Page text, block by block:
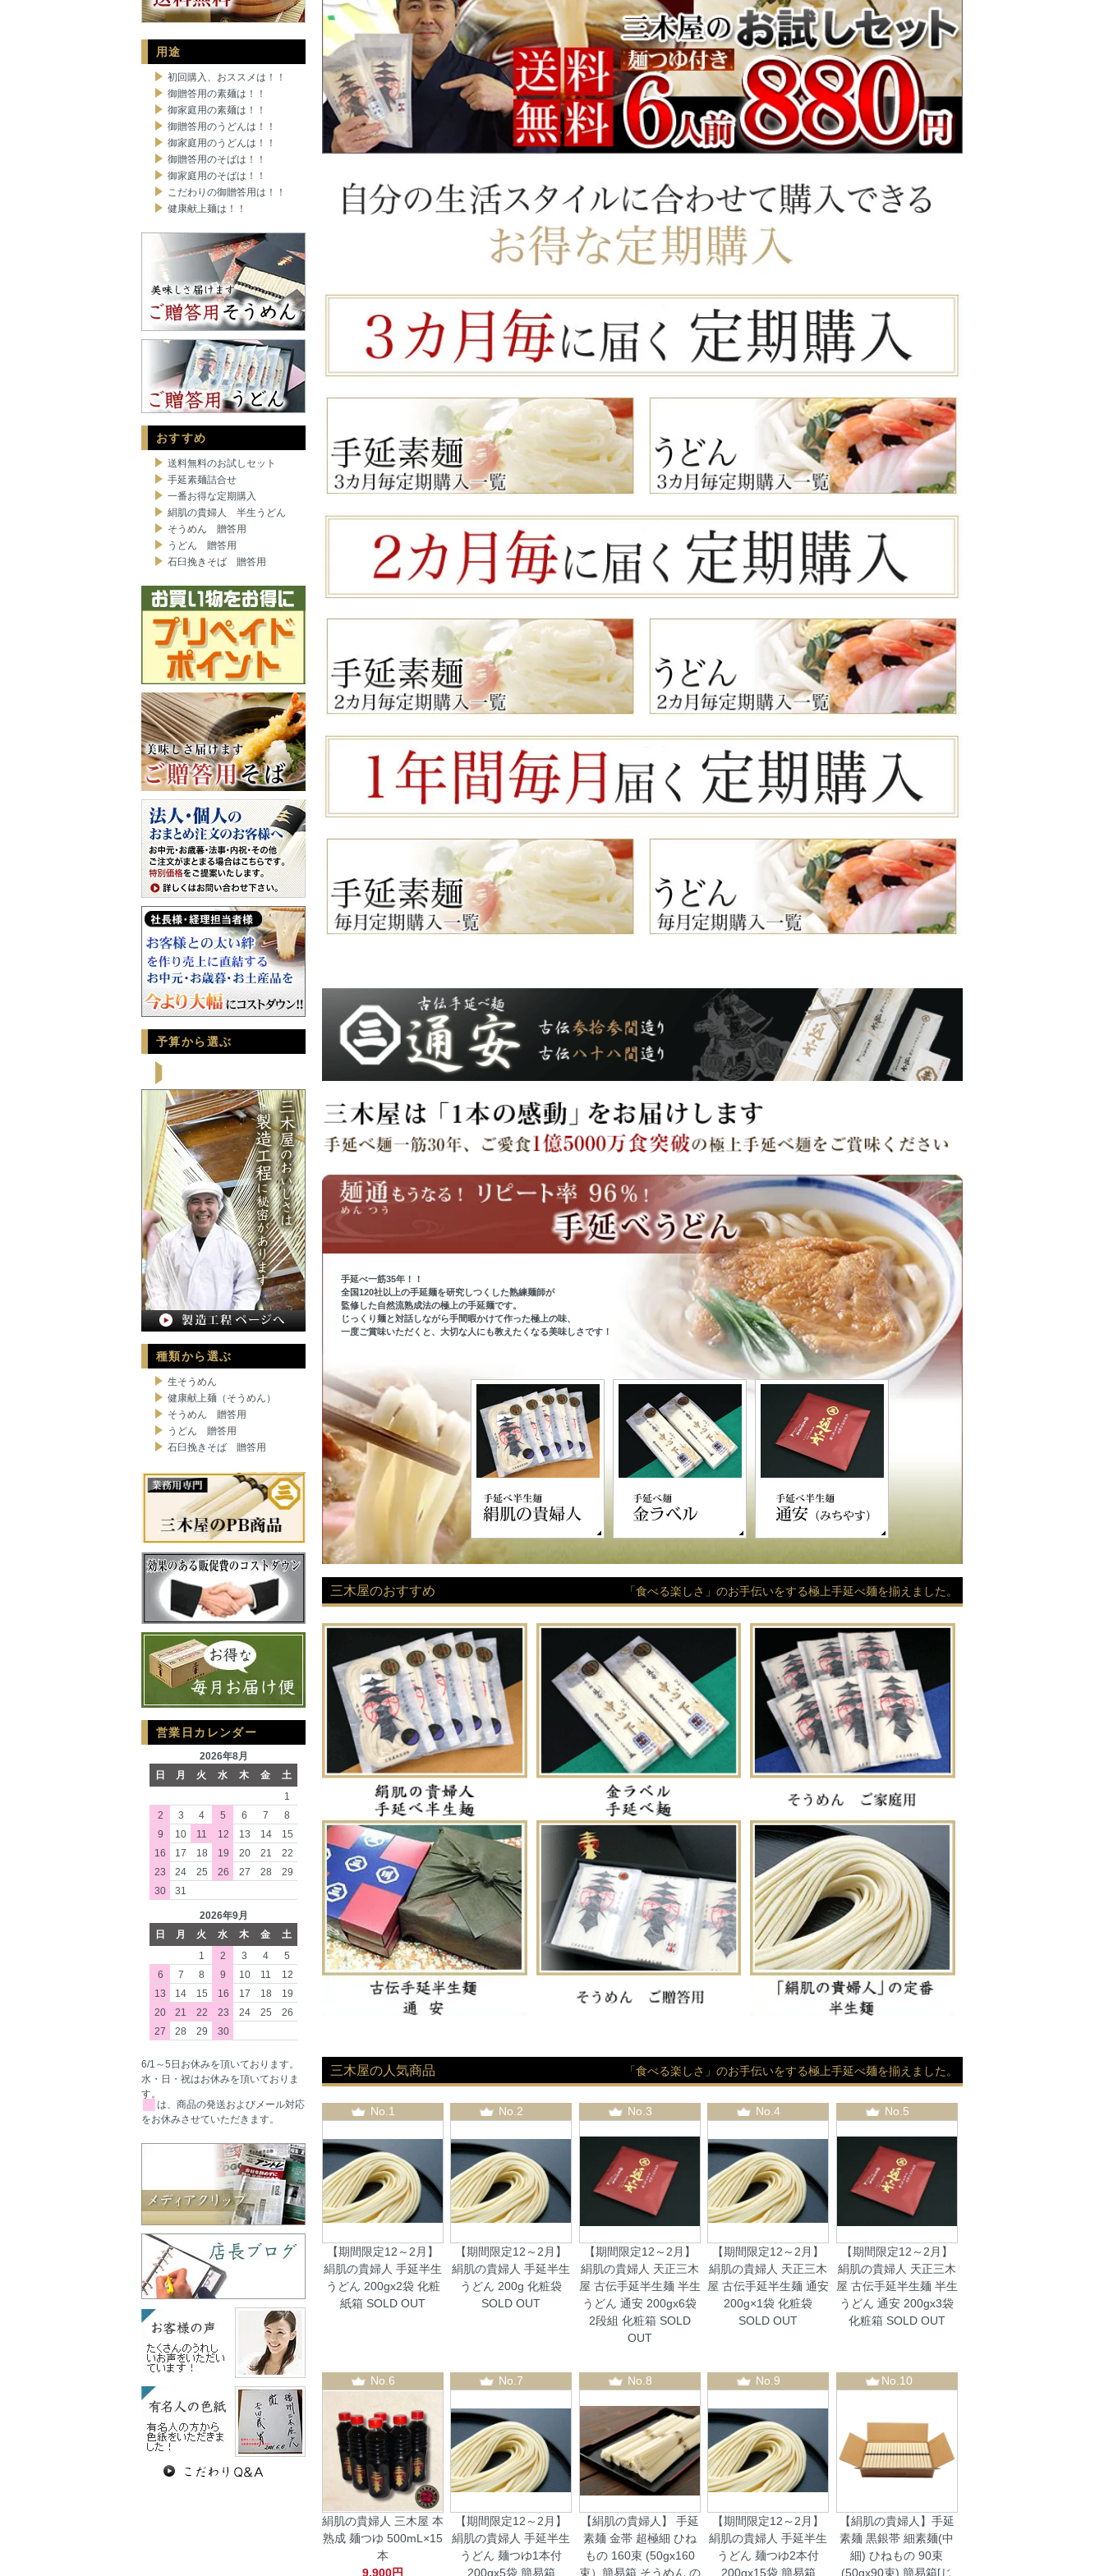
手延べ一筋35年！！
全国120社以上の手延麺を研究しつくした熟練麺師が
監修した自然流熟成法の極上の手延麺です。
じっくり麺と対話しながら手間暇かけて作った極上の味、
一度ご賞味いただくと、大切な人にも教えたくなる美味しさです！
三木屋のおすすめ 「食べる楽しさ」のお手伝いをする極上手延べ麺を揃えました。
三木屋の人気商品 「食べる楽しさ」のお手伝いをする極上手延べ麺を揃えました。
No.1
【期間限定12～2月】
絹肌の貴婦人 手延半生
うどん 200gx2袋 化粧
紙箱 SOLD OUT
No.2
【期間限定12～2月】
絹肌の貴婦人 手延半生
うどん 200g 化粧袋
SOLD OUT
No.3
【期間限定12～2月】
絹肌の貴婦人 天正三木
屋 古伝手延半生麺 半生
うどん 通安 200gx6袋
2段組 化粧箱 SOLD
OUT
No.4
【期間限定12～2月】
絹肌の貴婦人 天正三木
屋 古伝手延半生麺 通安
200g×1袋 化粧袋
SOLD OUT
No.5
【期間限定12～2月】
絹肌の貴婦人 天正三木
屋 古伝手延半生麺 半生
うどん 通安 200gx3袋
化粧箱 SOLD OUT
No.6
絹肌の貴婦人 三木屋 本
熟成 麺つゆ 500mL×15
本
9,900円
No.7
【期間限定12～2月】
絹肌の貴婦人 手延半生
うどん 麺つゆ1本付
200gx5袋 簡易箱
No.8
【絹肌の貴婦人】 手延
素麺 金帯 超極細 ひね
もの 160束 (50gx160
束）簡易箱 そうめん の
No.9
【期間限定12～2月】
絹肌の貴婦人 手延半生
うどん 麺つゆ2本付
200gx15袋 簡易箱
No.10
【絹肌の貴婦人】手延
素麺 黒銀帯 細素麺(中
細) ひねもの 90束
(50gx90束) 簡易箱[じ
用途
初回購入、おススメは！！
御贈答用の素麺は！！
御家庭用の素麺は！！
御贈答用のうどんは！！
御家庭用のうどんは！！
御贈答用のそばは！！
御家庭用のそばは！！
こだわりの御贈答用は！！
健康献上麺は！！
おすすめ
送料無料のお試しセット
手延素麺詰合せ
一番お得な定期購入
絹肌の貴婦人 半生うどん
そうめん 贈答用
うどん 贈答用
石臼挽きそば 贈答用
予算から選ぶ
種類から選ぶ
生そうめん
健康献上麺（そうめん）
そうめん 贈答用
うどん 贈答用
石臼挽きそば 贈答用
営業日カレンダー
2026年8月
日
月 火 水 木 金
土
1
2
3 4 5 6 7
8
9
10 11 12 13 14
15
16
17 18 19 20 21
22
23
24 25 26 27 28
29
30
31
2026年9月
日
月 火 水 木 金
土
1
2 3 4
5
6
7 8 9 10 11
12
13
14 15 16 17 18
19
20
21 22 23 24 25
26
27
28 29 30
6/1～5日お休みを頂いております。
水・日・祝はお休みを頂いておりま
す。
■は、商品の発送およびメール対応
をお休みさせていただきます。